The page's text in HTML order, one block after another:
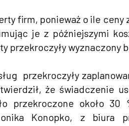
firm, ponieważ o ile ceny
je z późniejszymi
przekroczyły wyznaczony
przekroczyły
że świadczenie
przekroczone około
Konopko, z biura